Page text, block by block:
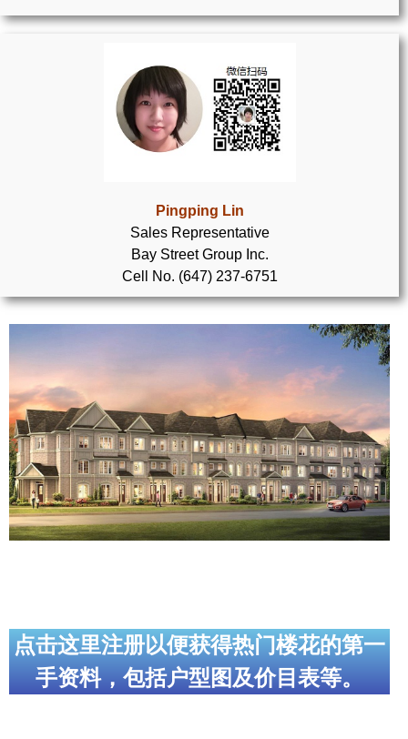
奥克维尔楼花项目
旺市楼花项目
实用链接
加拿大房地产网站
大多伦多教育网站
大多伦多医疗机构
加拿大银行贷款机构
大多伦多交通网络
常用查询工具
走近加拿大
为什么移民加拿大
Pingping Lin
Sales Representative
Bay Street Group Inc.
Cell No. (647) 237-6751
点击这里注册以便获得热门楼花的第一
手资料，包括户型图及价目表等。